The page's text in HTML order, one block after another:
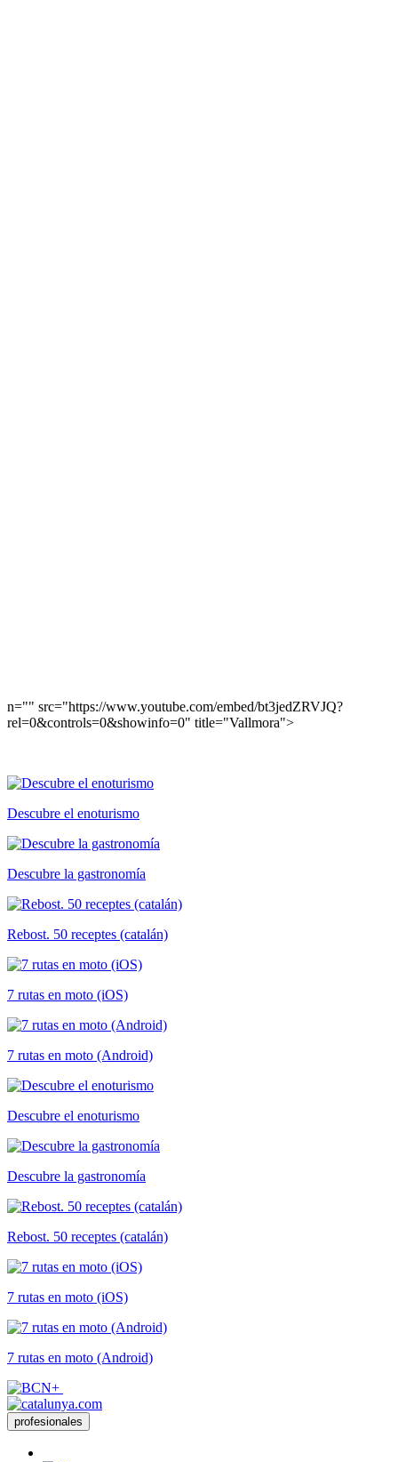
n="" src="https://www.youtube.com/embed/bt3jedZRVJQ?
rel=0&controls=0&showinfo=0" title="Vallmora">
Descubre el enoturismo
Descubre la gastronomía
Rebost. 50 receptes (catalán)
7 rutas en moto (iOS)
7 rutas en moto (Android)
Descubre el enoturismo
Descubre la gastronomía
Rebost. 50 receptes (catalán)
7 rutas en moto (iOS)
7 rutas en moto (Android)
profesionales